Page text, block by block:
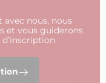
avec nous, nous
et vous guiderons